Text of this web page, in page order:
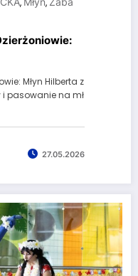
Młyn Hilberta z
pasowanie na mł
27.05.2026